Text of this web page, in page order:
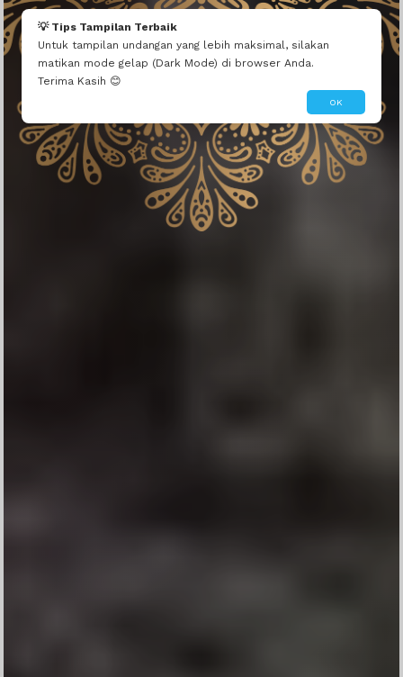
💡 Tips Tampilan Terbaik
Untuk tampilan undangan yang lebih maksimal, silakan
matikan mode gelap (Dark Mode) di browser Anda.
Terima Kasih 😊
OK